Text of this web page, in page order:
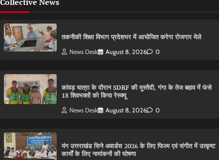
तकनीकी शिक्षा विभाग प्रदेशभर में आयोजित करेगा रोजगार मेले
News Desk August 8, 2026 0
कांवड़ यात्रा के दौरान SDRF की मुस्तैदी, गंगा के तेज बहाव में फंसे
18 शिवभक्तों को किया रेस्क्यू
News Desk August 8, 2026 0
यंग उत्तराखंड सिने अवार्डस 2026 के लिए फिल्म एवं संगीत में उत्कृष्ट
कार्यों के लिए नामांकनों की घोषणा